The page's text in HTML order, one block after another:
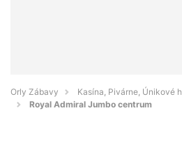
Orly Zábavy
Kasína, Pivárne, Únikové
Royal Admiral Jumbo centrum